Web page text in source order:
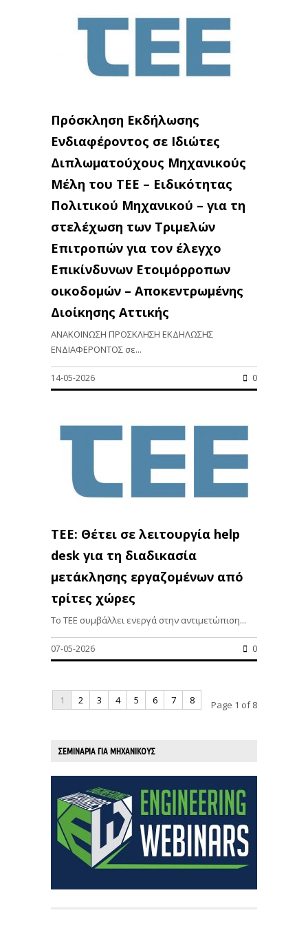
Πρόσκληση Εκδήλωσης
Ενδιαφέροντος σε Ιδιώτες
Διπλωματούχους Μηχανικούς
Μέλη του ΤΕΕ – Ειδικότητας
Πολιτικού Μηχανικού – για τη
στελέχωση των Τριμελών
Επιτροπών για τον έλεγχο
Επικίνδυνων Ετοιμόρροπων
οικοδομών – Αποκεντρωμένης
Διοίκησης Αττικής
ΑΝΑΚΟΙΝΩΣΗ ΠΡΟΣΚΛΗΣΗ ΕΚΔΗΛΩΣΗΣ
ΕΝΔΙΑΦΕΡΟΝΤΟΣ σε...
14-05-2026 0
ΤΕΕ: Θέτει σε λειτουργία help
desk για τη διαδικασία
μετάκλησης εργαζομένων από
τρίτες χώρες
Το ΤΕΕ συμβάλλει ενεργά στην αντιμετώπιση...
07-05-2026 0
1 2 3 4 5 6 7 8 Page 1 of 8
ΣΕΜΙΝΑΡΙΑ ΓΙΑ ΜΗΧΑΝΙΚΟΥΣ